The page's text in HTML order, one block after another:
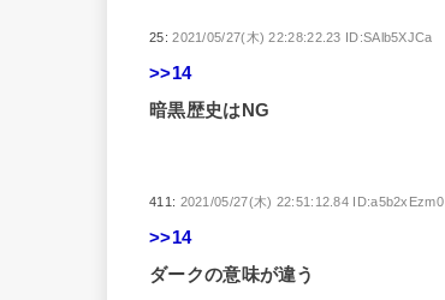
25:2021/05/27(木) 22:28:22.23 ID:SAlb5XJCa
>>14
暗黒歴史はNG
411: 2021/05/27(木) 22:51:12.84 ID:a5b2xEzm0
>>14
ダークの意味が違う